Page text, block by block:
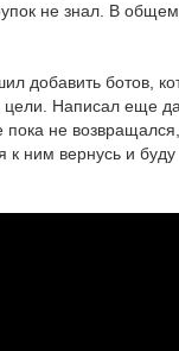
не знал. В
добавить ботов,
цели. Написал еще
не
к ним вернусь и